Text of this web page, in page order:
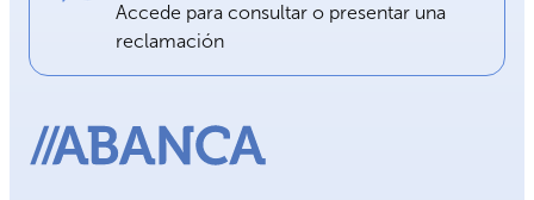
Accede para consultar o presentar una
reclamación